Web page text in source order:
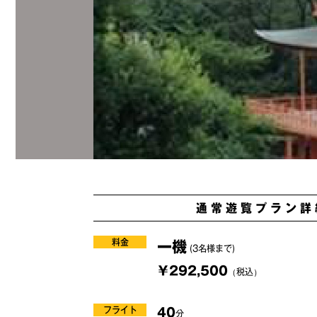
通常遊覧プラン
料金 一機 (3名様まで)
￥292,500 （税込）
フライト 40分